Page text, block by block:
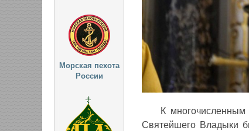
К
Святейшего Владыки
Морская пехота
России